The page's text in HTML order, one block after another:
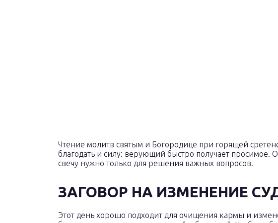
Чтение молитв святым и Богородице при горящей
благодать и силу: верующий быстро получает просимое.
свечу нужно только для решения важных вопросов.
ЗАГОВОР НА ИЗМЕНЕНИЕ
Этот день хорошо подходит для очищения кармы и